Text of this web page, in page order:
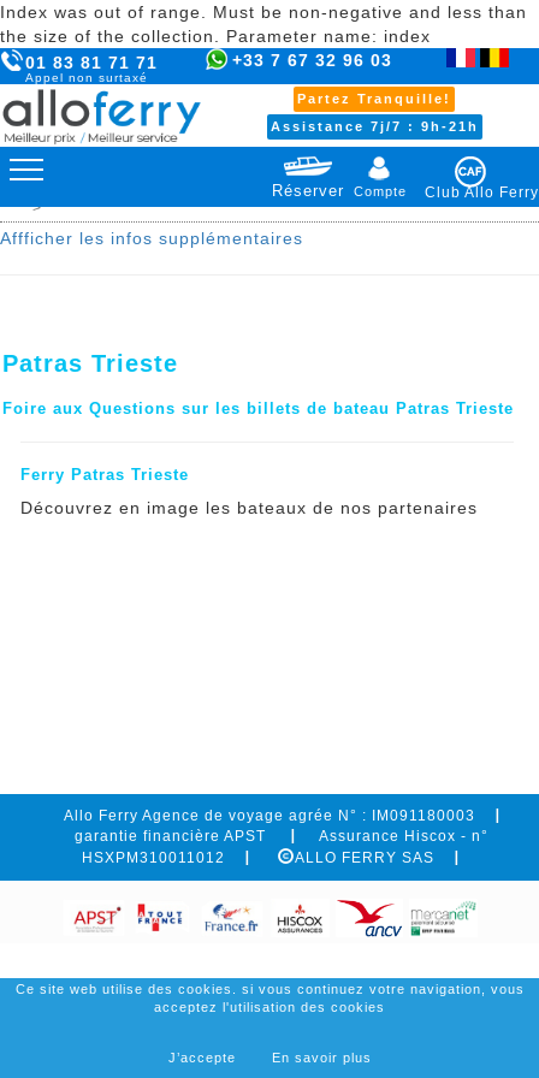
Index was out of range. Must be non-negative and less than
the size of the collection. Parameter name: index
01 83 81 71 71
Appel non surtaxé
+33 7 67 32 96 03
Partez Tranquille!
Assistance 7j/7 : 9h-21h
Réserver Compte
Club Allo Ferry
>
Affficher les infos supplémentaires
Patras Trieste
Foire aux Questions sur les billets de bateau Patras Trieste
Ferry Patras Trieste
Découvrez en image les bateaux de nos partenaires
Ce site web utilise des cookies. si vous continuez votre navigation, vous
acceptez l'utilisation des cookies
J’accepte En savoir plus
Allo Ferry Agence de voyage agrée N° : IM091180003
garantie financière APST
Assurance Hiscox - n°
HSXPM310011012
ALLO FERRY SAS